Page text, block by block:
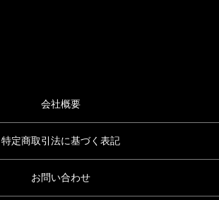
会社概要
特定商取引法に基づく表記
お問い合わせ